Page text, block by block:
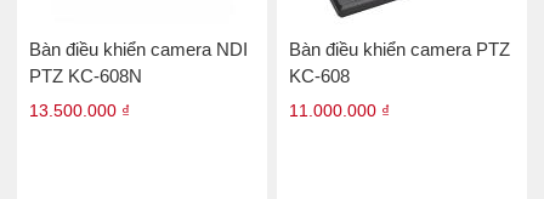
Bàn điều khiển camera NDI
PTZ KC-608N
13.500.000 ₫
Bàn điều khiển camera PTZ
KC-608
11.000.000 ₫